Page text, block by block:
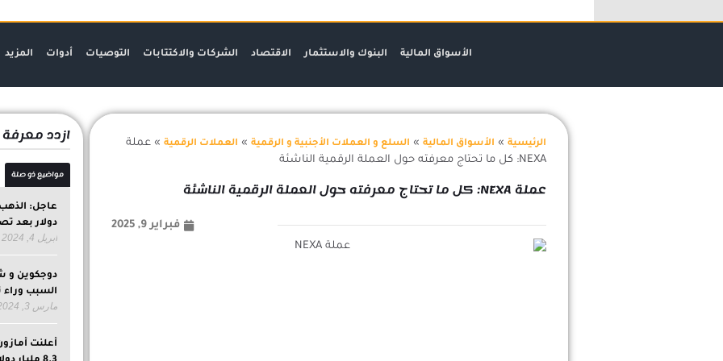
إلى
الأسواق المالية البنوك والاستثمار الاقتصاد الشركات والاكتتابات التوصيات أدوات المزيد
الرئيسية » الأسواق المالية » السلع و العملات الأجنبية و الرقمية » العملات الرقمية » عملة
NEXA: كل ما تحتاج معرفته حول العملة الرقمية الناشئة
عملة NEXA: كل ما تحتاج معرفته حول العملة الرقمية الناشئة
فبراير 9, 2025
ازدد معرفة
مواضيع ذو صلة
دولار بعد
أبريل 4, 2024
دوجكوين و
السبب وراء
مارس 3, 2024
أعلنت